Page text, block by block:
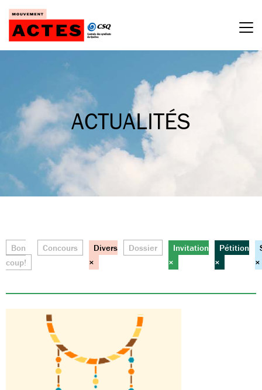
Passer
contenu
ACTUALITÉS
Bon
coup!
Concours
Divers
×
Dossier
Invitation
×
Pétition
×
×